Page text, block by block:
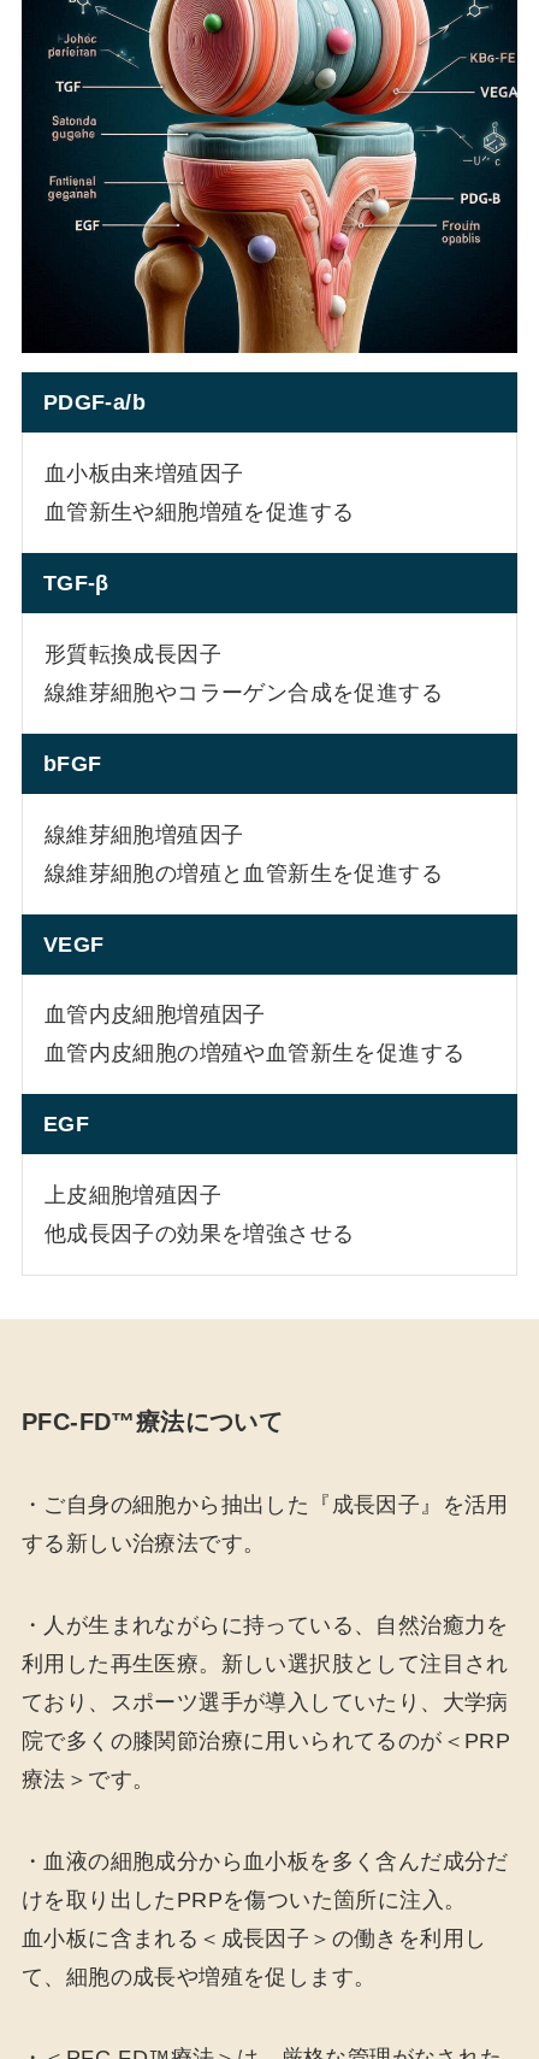
PDGF-a/b
血小板由来増殖因子
血管新生や細胞増殖を促進する
TGF-β
形質転換成長因子
線維芽細胞やコラーゲン合成を促進する
bFGF
線維芽細胞増殖因子
線維芽細胞の増殖と血管新生を促進する
VEGF
血管内皮細胞増殖因子
血管内皮細胞の増殖や血管新生を促進する
EGF
上皮細胞増殖因子
他成長因子の効果を増強させる
PFC-FD™療法について
・ご自身の細胞から抽出した『成長因子』を活用
する新しい治療法です。
・人が生まれながらに持っている、自然治癒力を
利用した再生医療。新しい選択肢として注目され
ており、スポーツ選手が導入していたり、大学病
院で多くの膝関節治療に用いられてるのが＜PRP
療法＞です。
・血液の細胞成分から血小板を多く含んだ成分だ
けを取り出したPRPを傷ついた箇所に注入。
血小板に含まれる＜成長因子＞の働きを利用し
て、細胞の成長や増殖を促します。